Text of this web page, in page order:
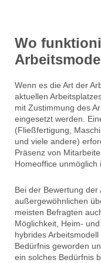
Wo
Wenn es die Art der
aktuellen
mit Zustimmung des
eingesetzt werden.
(Fließfertigung,
und viele andere)
Präsenz von
Homeoffice unmöglich
Bei der Bewertung
außergewöhnlichen
meisten Befragten
Möglichkeit, Heim-
hybrides
Bedürfnis geworden
ein solches Bedürfnis